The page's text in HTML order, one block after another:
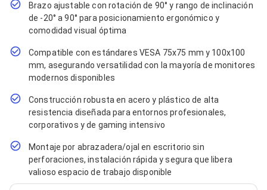
Pinzas Ponchadoras
Probadores de Cable
Cortadoras de Cable
Protectores para Cables
Cables para Impresoras
Bobinas
Cableado Estructurado
Sujetadores de Cables
Cinchos
Adaptadores
Adaptadores PC
Adaptadores PC USB
Adaptadores PC Serial
Adaptadores PC SATA
Adaptadores PC IDE
Adaptadores PC Teclado
Brazo ajustable con rotación de 90° y rango de inclinación
de -20° a 90° para posicionamiento ergonómico y
comodidad visual óptima
Compatible con estándares VESA 75x75 mm y 100x100
mm, asegurando versatilidad con la mayoría de monitores
modernos disponibles
Construcción robusta en acero y plástico de alta
resistencia diseñada para entornos profesionales,
corporativos y de gaming intensivo
Montaje por abrazadera/ojal en escritorio sin
perforaciones, instalación rápida y segura que libera
valioso espacio de trabajo disponible